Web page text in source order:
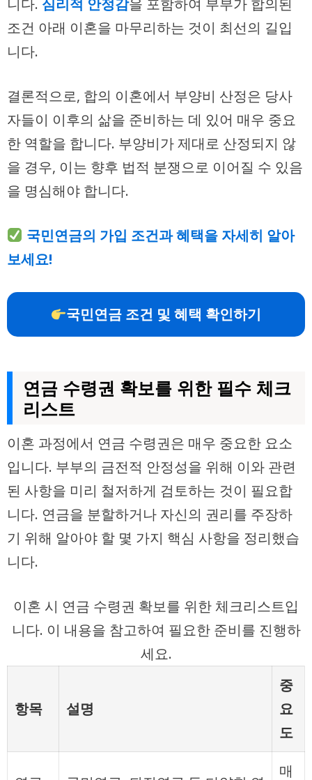
니다. 심리적 안정감을 포함하여 부부가 합의된
조건 아래 이혼을 마무리하는 것이 최선의 길입
니다.
결론적으로, 합의 이혼에서 부양비 산정은 당사
자들이 이후의 삶을 준비하는 데 있어 매우 중요
한 역할을 합니다. 부양비가 제대로 산정되지 않
을 경우, 이는 향후 법적 분쟁으로 이어질 수 있음
을 명심해야 합니다.
국민연금의 가입 조건과 혜택을 자세히 알아
보세요!
국민연금 조건 및 혜택 확인하기
연금 수령권 확보를 위한 필수 체크
리스트
이혼 과정에서 연금 수령권은 매우 중요한 요소
입니다. 부부의 금전적 안정성을 위해 이와 관련
된 사항을 미리 철저하게 검토하는 것이 필요합
니다. 연금을 분할하거나 자신의 권리를 주장하
기 위해 알아야 할 몇 가지 핵심 사항을 정리했습
니다.
이혼 시 연금 수령권 확보를 위한 체크리스트입
니다. 이 내용을 참고하여 필요한 준비를 진행하
세요.
항목 설명
중
요
도
매